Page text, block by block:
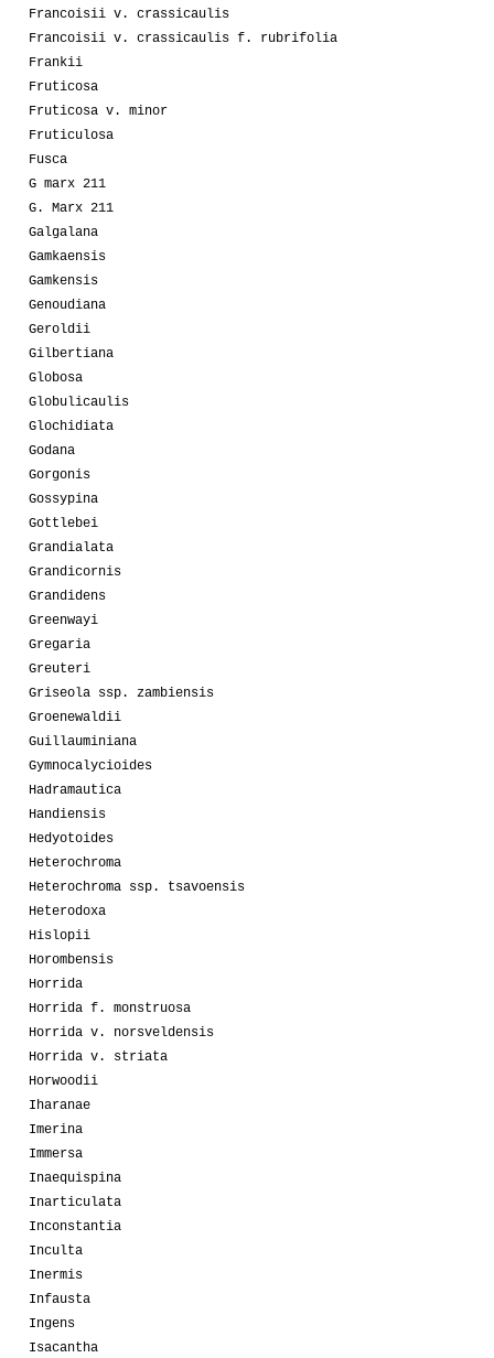
Francoisii v. crassicaulis
Francoisii v. crassicaulis f. rubrifolia
Frankii
Fruticosa
Fruticosa v. minor
Fruticulosa
Fusca
G marx 211
G. Marx 211
Galgalana
Gamkaensis
Gamkensis
Genoudiana
Geroldii
Gilbertiana
Globosa
Globulicaulis
Glochidiata
Godana
Gorgonis
Gossypina
Gottlebei
Grandialata
Grandicornis
Grandidens
Greenwayi
Gregaria
Greuteri
Griseola ssp. zambiensis
Groenewaldii
Guillauminiana
Gymnocalycioides
Hadramautica
Handiensis
Hedyotoides
Heterochroma
Heterochroma ssp. tsavoensis
Heterodoxa
Hislopii
Horombensis
Horrida
Horrida f. monstruosa
Horrida v. norsveldensis
Horrida v. striata
Horwoodii
Iharanae
Imerina
Immersa
Inaequispina
Inarticulata
Inconstantia
Inculta
Inermis
Infausta
Ingens
Isacantha